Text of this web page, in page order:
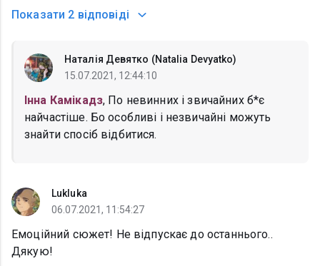
Показати 2 відповіді
Наталія Девятко (Natalia Devyatko)
15.07.2021, 12:44:10
Інна Камікадз, По невинних і звичайних б*є
найчастіше. Бо особливі і незвичайні можуть
знайти спосіб відбитися.
Lukluka
06.07.2021, 11:54:27
Емоційний сюжет! Не відпускає до останнього..
Дякую!